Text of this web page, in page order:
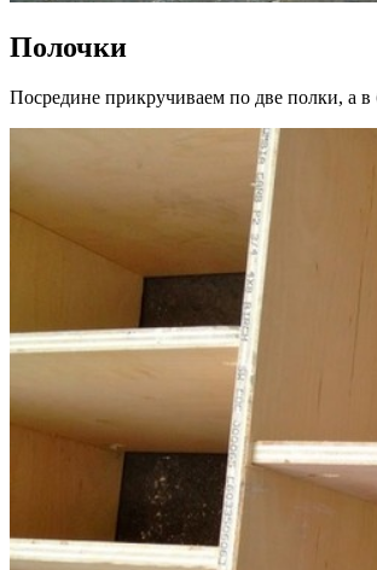
Полочки
Посредине прикручиваем по две полки, а